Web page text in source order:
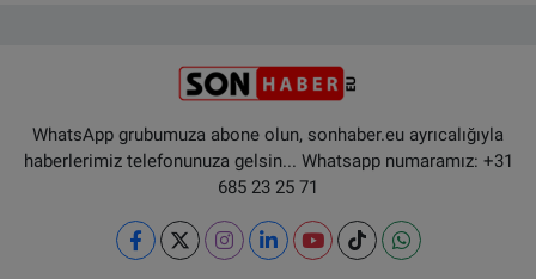
WhatsApp grubumuza abone olun, sonhaber.eu ayrıcalığıyla
haberlerimiz telefonunuza gelsin... Whatsapp numaramız: +31
685 23 25 71